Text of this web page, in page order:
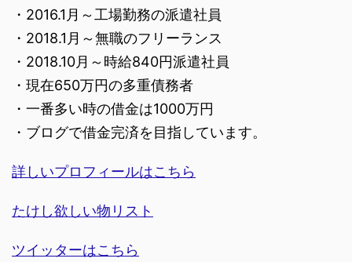
・2016.1月～工場勤務の派遣社員
・2018.1月～無職のフリーランス
・2018.10月～時給840円派遣社員
・現在650万円の多重債務者
・一番多い時の借金は1000万円
・ブログで借金完済を目指しています。
詳しいプロフィールはこちら
たけし欲しい物リスト
ツイッターはこちら